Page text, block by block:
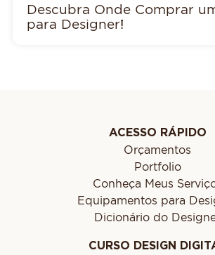
Descubra Onde Comprar
para Designer!
ACESSO RÁPIDO
Orçamentos
Portfolio
Conheça Meus
Equipamentos para
Dicionário do
CURSO DESIGN